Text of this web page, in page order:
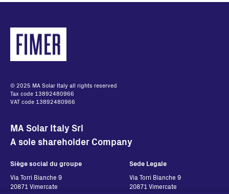
© 2025 MA Solar Italy all rights reserved
Tax code 13892480966
VAT code 13892480966
MA Solar Italy Srl
A sole shareholder Company
Siège social du groupe
Via Torri Bianche 9
20871 Vimercate
Sede Legale
Via Torri Bianche 9
20871 Vimercate